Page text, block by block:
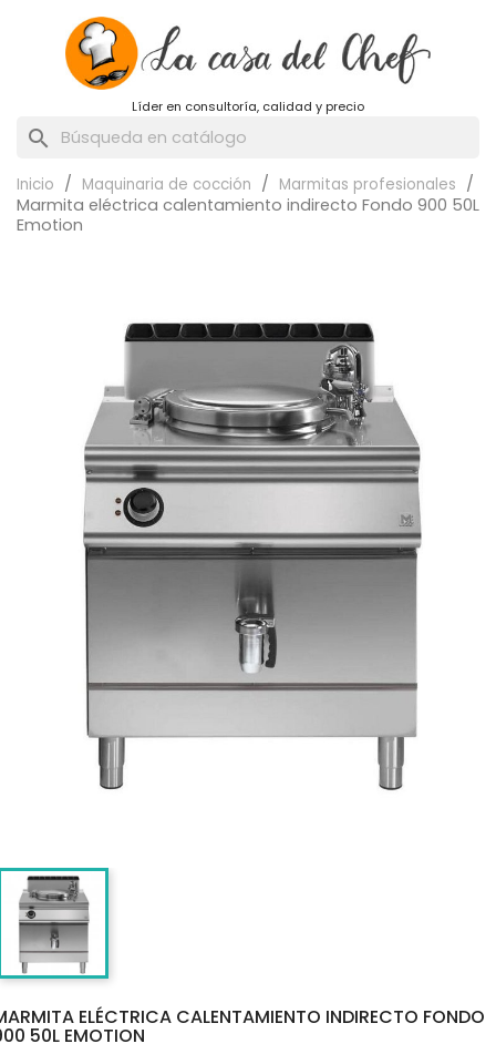
Líder en consultoría, calidad y precio
search
Inicio Maquinaria de cocción Marmitas profesionales
Marmita eléctrica calentamiento indirecto Fondo 900 50L
Emotion
ELÉCTRICA CALENTAMIENTO INDIRECTO FONDO
50L EMOTION